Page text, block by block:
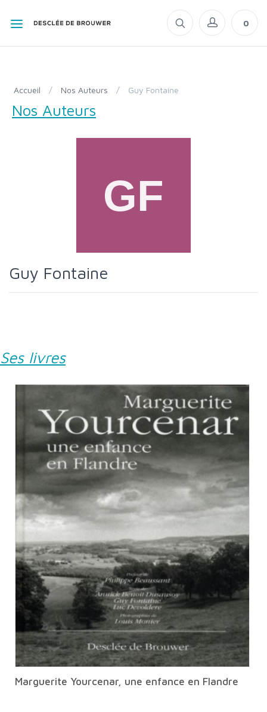
0
Accueil / Nos Auteurs / Guy Fontaine
Nos Auteurs
Guy Fontaine
Ses livres
Marguerite Yourcenar, une enfance en Flandre